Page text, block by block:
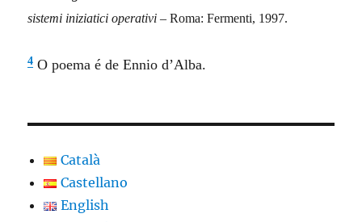
sistemi iniziatici operativi – Roma: Fermenti, 1997.
4 O poema é de Ennio d’Alba.
Català
Castellano
English